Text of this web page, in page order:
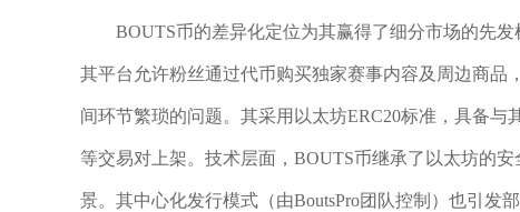
BOUTS币的差异化定位为其赢得了细分市场的先
其平台允许粉丝通过代币购买独家赛事内容及周边商
间环节繁琐的问题。其采用以太坊ERC20标准，具备
等交易对上架。技术层面，BOUTS币继承了以太坊的
景。其中心化发行模式（由BoutsPro团队控制）也引发